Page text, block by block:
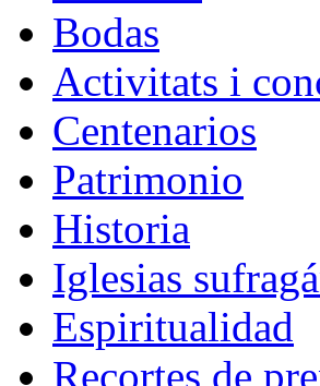
Bodas
Activitats i
Centenarios
Patrimonio
Historia
Iglesias
Espiritualidad
Recortes de